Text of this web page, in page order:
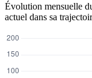
Évolution mensuelle
actuel dans sa